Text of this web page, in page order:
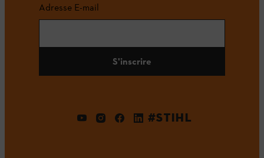
Adresse E-mail
S'inscrire
#STIHL